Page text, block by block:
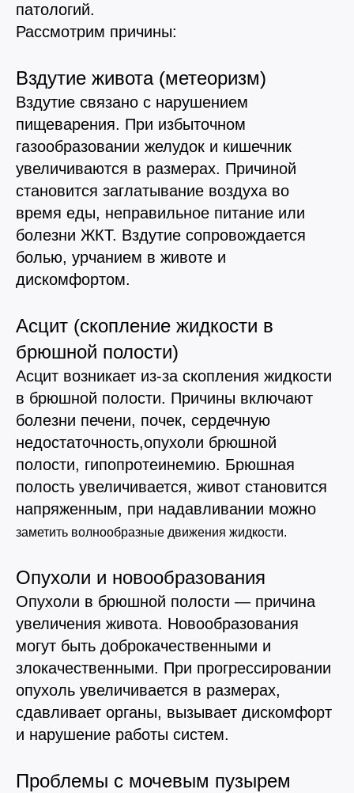
патологий.
Рассмотрим причины:
Вздутие живота (метеоризм)
Вздутие связано с нарушением
пищеварения. При избыточном
газообразовании желудок и кишечник
увеличиваются в размерах. Причиной
становится заглатывание воздуха во
время еды, неправильное питание или
болезни ЖКТ. Вздутие сопровождается
болью, урчанием в животе и
дискомфортом.
Асцит (скопление жидкости в
брюшной полости)
Асцит возникает из-за скопления жидкости
в брюшной полости. Причины включают
болезни печени, почек, сердечную
недостаточность,опухоли брюшной
полости, гипопротеинемию. Брюшная
полость увеличивается, живот становится
напряженным, при надавливании можно
заметить волнообразные движения жидкости.
Опухоли и новообразования
Опухоли в брюшной полости — причина
увеличения живота. Новообразования
могут быть доброкачественными и
злокачественными. При прогрессировании
опухоль увеличивается в размерах,
сдавливает органы, вызывает дискомфорт
и нарушение работы систем.
Проблемы с мочевым пузырем